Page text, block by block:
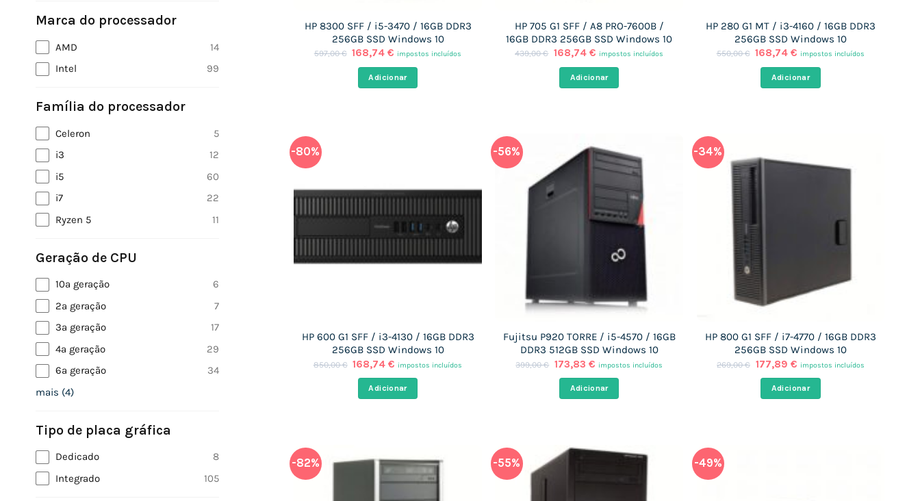
Marca do processador
AMD
14
Intel
99
Família do processador
Celeron
5
i3
12
i5
60
i7
22
Ryzen 5
11
Geração de CPU
10ª geração
6
2ª geração
7
3ª geração
17
4ª geração
29
6ª geração
34
mais (4)
Tipo de placa gráfica
Dedicado
8
Integrado
105
HP 8300 SFF / i5-3470 / 16GB DDR3
256GB SSD Windows 10
597,00€ O
original
era:
168,74€ O
atual
é:
impostos incluídos
Adicionar
HP 705 G1 SFF / A8 PRO-7600B /
16GB DDR3 256GB SSD Windows 10
439,00€ O
original
era:
168,74€ O
atual
é:
impostos incluídos
Adicionar
HP 280 G1 MT / i3-4160 / 16GB DDR3
256GB SSD Windows 10
550,00€ O
original
era:
168,74€ O
atual
é:
impostos incluídos
Adicionar
-80%
HP 600 G1 SFF / i3-4130 / 16GB DDR3
256GB SSD Windows 10
850,00€ O
original
era:
168,74€ O
preço
atual
é:
impostos incluídos
Adicionar
-56%
Fujitsu P920 TORRE / i5-4570 / 16GB
DDR3 512GB SSD Windows 10
399,00€ O
original
era:
173,83€ O
preço
atual
é:
impostos incluídos
Adicionar
-34%
HP 800 G1 SFF / i7-4770 / 16GB DDR3
256GB SSD Windows 10
269,00€ O
original
era:
177,89 €O
preço
atual
é:
impostos incluídos
Adicionar
-82% -55% -49%